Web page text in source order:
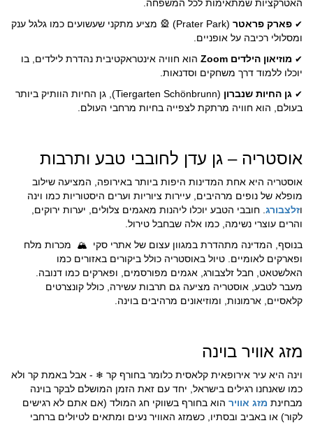
האטרקציות שמתאימות לכל המשפחה.
✔ פארק פראטר
(Prater Park) 🎡 מציע מתקני שעשועים כמו גלגל ענק
ומסלולי רכיבה על אופניים.
✔ מוזיאון הילדים Zoom
הוא חוויה אינטראקטיבית נהדרת לילדים, בו
יוכלו ללמוד דרך משחקים וסדנאות.
✔ גן החיות שנברון
(Tiergarten Schönbrunn), גן החיות הוותיק ביותר
בעולם, הוא חוויה מרתקת לצפייה בחיות מרחבי העולם.
אוסטריה – גן עדן לחובבי טבע ותרבות
אוסטריה היא אחת המדינות היפות ביותר באירופה, המציעה שילוב
מופלא של נופים מרהיבים, עיירות ציוריות וערים היסטוריות כמו וינה
וזלצבורג . חובבי הטבע יוכלו ליהנות מאגמים צלולים, יערות ירוקים,
והרים עוצרי נשימה, כמו אלה שבחבל טירול.
בנוסף, המדינה מתהדרת במגוון עצום של אתרי סקי 🏔
מכרות מלח
ופארקים לאומיים. טיול באוסטריה כולל ביקורים באזורים כמו
האלשטאט, חבל זלצבורג, אגמים מפורסמים, ופארקים כמו דנובה.
מעבר לטבע, אוסטריה מציעה גם תרבות עשירה, כולל קונצרטים
קלאסיים, ארמונות, ומוזיאונים מרהיבים בוינה.
מזג אוויר בוינה
וינה היא עיר אירופאית קלאסית כלומר בחורף קר ❄ - אבל באמת קר ולא
כמו שאנחנו רגילים בישראל, יחד עם זאת הזמן המושלם לבקר בוינה
מבחינת מזג אוויר הוא בחורף בשווקי חג המולד (אם אתם לא רגישים
לקור) או באביב ובסתיו, כשמזג האוויר נעים ומתאים לטיולים ברחבי